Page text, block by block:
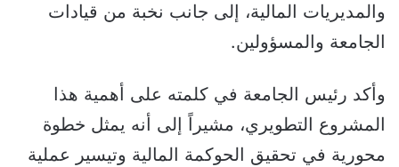
والمديريات المالية، إلى جانب نخبة من قيادات
الجامعة والمسؤولين.
وأكد رئيس الجامعة في كلمته على أهمية هذا
المشروع التطويري، مشيراً إلى أنه يمثل خطوة
محورية في تحقيق الحوكمة المالية وتيسير عملية